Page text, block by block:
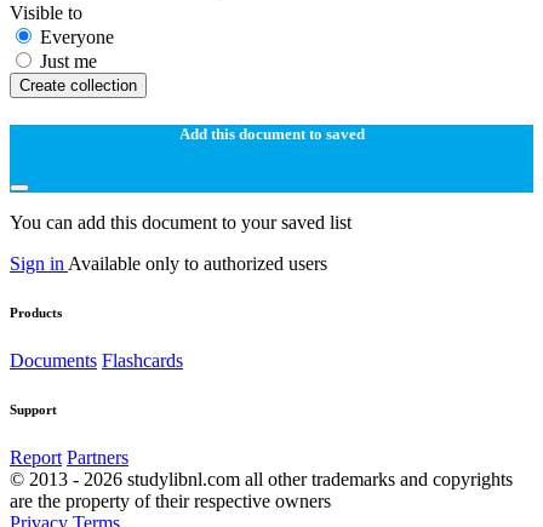
Visible to
Everyone
Just me
Create collection
Add this document to saved
You can add this document to your saved list
Sign in Available only to authorized users
Products
Documents Flashcards
Support
Report Partners
© 2013 - 2026 studylibnl.com all other trademarks and copyrights
are the property of their respective owners
Privacy Terms